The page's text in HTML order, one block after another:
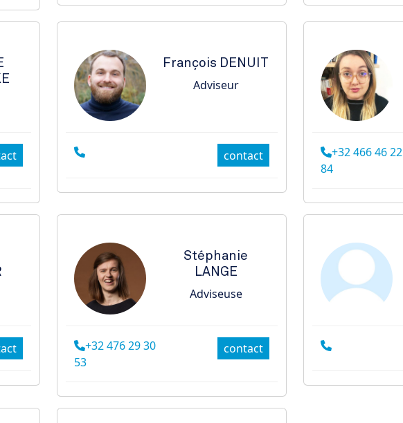
François DENUIT
Adviseur
contact
+32 466 46 22
84
Stéphanie
LANGE
Adviseuse
+32 476 29 30
53
contact